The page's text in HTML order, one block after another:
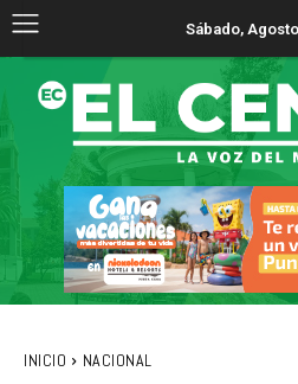
Sábado,
INICIO NACIONAL